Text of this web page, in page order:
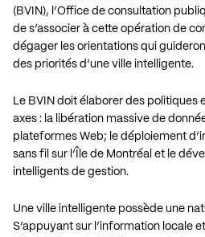
(BVIN), l’Office de consultation
de s’associer à cette opération de
dégager les orientations qui
des priorités d’une ville intelligente.
Le BVIN doit élaborer des politiques
axes : la libération massive de
plateformes Web; le déploiement
sans fil sur l’Île de Montréal et le
intelligents de gestion.
Une ville intelligente possède une
S’appuyant sur l’information locale